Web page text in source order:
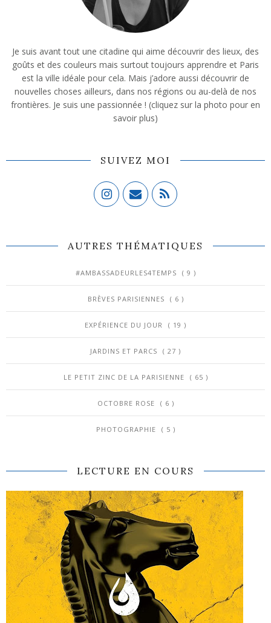
Je suis avant tout une citadine qui aime découvrir des lieux, des
goûts et des couleurs mais surtout toujours apprendre et Paris
est la ville idéale pour cela. Mais j’adore aussi découvrir de
nouvelles choses ailleurs, dans nos régions ou au-delà de nos
frontières. Je suis une passionnée ! (cliquez sur la photo pour en
savoir plus)
SUIVEZ MOI
AUTRES THÉMATIQUES
#AMBASSADEURLES4TEMPS ( 9 )
BRÈVES PARISIENNES ( 6 )
EXPÉRIENCE DU JOUR ( 19 )
JARDINS ET PARCS ( 27 )
LE PETIT ZINC DE LA PARISIENNE ( 65 )
OCTOBRE ROSE ( 6 )
PHOTOGRAPHIE ( 5 )
LECTURE EN COURS